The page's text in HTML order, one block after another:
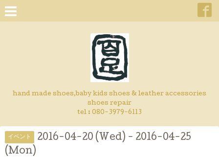
hand made shoes,baby kids shoes & leather accessories
shoes repair
tel : 080-3979-6113
イベント
2016-04-20 (Wed) - 2016-04-25
(Mon)